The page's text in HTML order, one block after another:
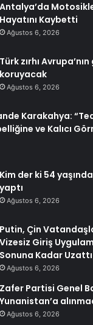
Antalya’da
Hayatını Kaybetti
Ağustos 6, 2026
Türk zırhı
koruyacak
Ağustos 6, 2026
Karakahya:
ve Kalıcı
Kim der ki 54
yaptı
Ağustos 6, 2026
Putin, Çin
Vizesiz Giriş
Sonuna Kadar Uzattı
Ağustos 6, 2026
Zafer Partisi Genel
Yunanistan’a
Ağustos 6, 2026